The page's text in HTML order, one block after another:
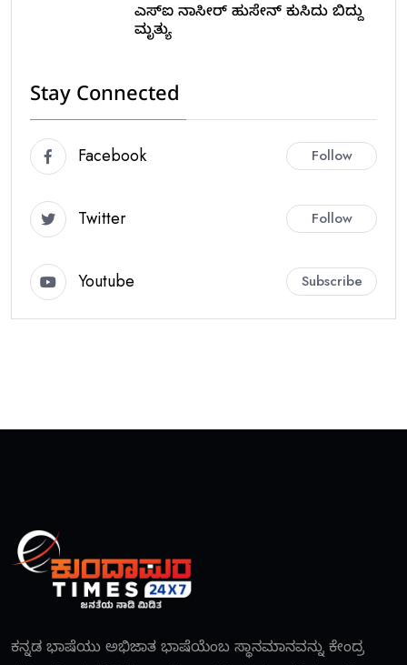
ಎಸ್ಐ ನಾಸೀರ್ ಹುಸೇನ್ ಕುಸಿದು ಬಿದ್ದು
ಮೃತ್ಯು
Stay Connected
Facebook Follow
Twitter Follow
Youtube Subscribe
ಕನ್ನಡ ಭಾಷೆಯು ಅಭಿಜಾತ ಭಾಷೆಯೆಂಬ ಸ್ಥಾನಮಾನವನ್ನು ಕೇಂದ್ರ